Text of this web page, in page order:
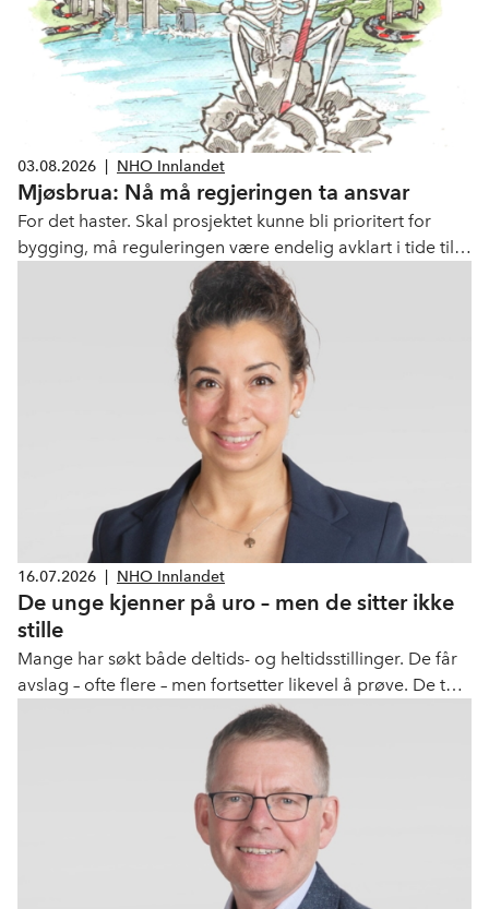
03.08.2026 NHO Innlandet
Mjøsbrua: Nå må regjeringen ta ansvar
For det haster. Skal prosjektet kunne bli prioritert for
bygging, må reguleringen være endelig avklart i tide til
høstens beslutningsløp.
16.07.2026 NHO Innlandet
De unge kjenner på uro – men de sitter ikke
stille
Mange har søkt både deltids- og heltidsstillinger. De får
avslag – ofte flere – men fortsetter likevel å prøve. De tar
utdanning, sparer penger og bygger erfaring litt etter litt.
Dette er ikke unge som setter seg ned og venter.